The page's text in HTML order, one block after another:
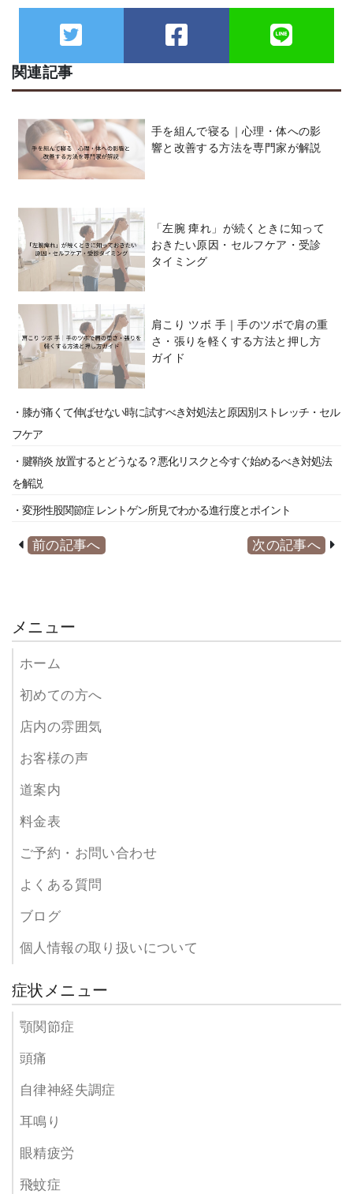
関連記事
手を組んで寝る｜心理・体への影
響と改善する方法を専門家が解説
「左腕 痺れ」が続くときに知って
おきたい原因・セルフケア・受診
タイミング
肩こり ツボ 手｜手のツボで肩の重
さ・張りを軽くする方法と押し方
ガイド
・膝が痛くて伸ばせない時に試すべき対処法と原因別ストレッチ・セル
フケア
・腱鞘炎 放置するとどうなる？悪化リスクと今すぐ始めるべき対処法
を解説
・変形性股関節症 レントゲン所見でわかる進行度とポイント
前の記事へ 次の記事へ
メニュー
ホーム
初めての方へ
店内の雰囲気
お客様の声
道案内
料金表
ご予約・お問い合わせ
よくある質問
ブログ
個人情報の取り扱いについて
症状メニュー
顎関節症
頭痛
自律神経失調症
耳鳴り
眼精疲労
飛蚊症